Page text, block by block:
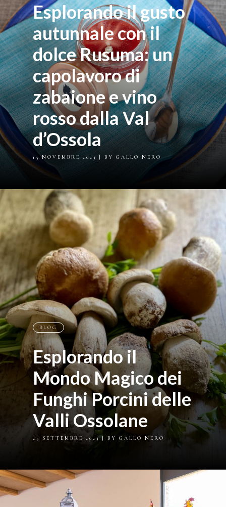
Esplorando il gusto
autunnale con il
dolce Rusuma: un
capolavoro di
zabaione e vino
rosso dalla Val
d’Ossola
15 NOVEMBRE 2023 | BY GALLO NERO
BLOG
Esplorando il
Mondo Magico dei
Funghi Porcini delle
Valli Ossolane
25 SETTEMBRE 2023| BY GALLO NERO